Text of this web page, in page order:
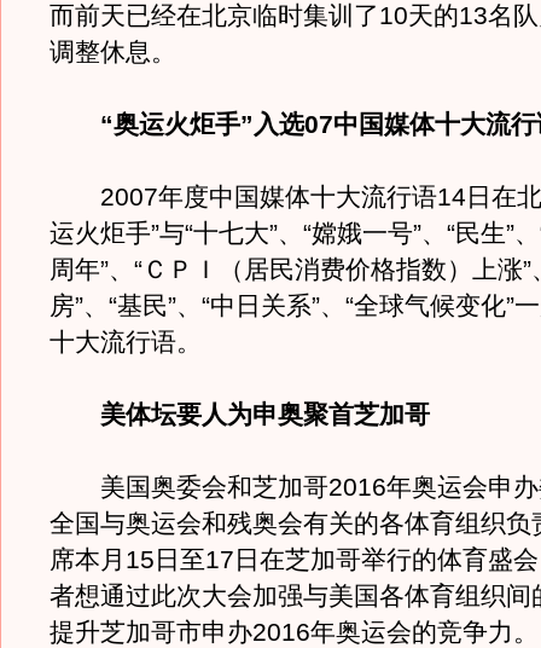
而前天已经在北京临时集训了10天的13名
调整休息。
“奥运火炬手”入选07中国媒体十大流
2007年度中国媒体十大流行语14日在北
运火炬手”与“十七大”、“嫦娥一号”、“民生”
周年”、“ＣＰＩ（居民消费价格指数）上涨”
房”、“基民”、“中日关系”、“全球气候变化”
十大流行语。
美体坛要人为申奥聚首芝加哥
美国奥委会和芝加哥2016年奥运会申办
全国与奥运会和残奥会有关的各体育组织负
席本月15日至17日在芝加哥举行的体育盛
者想通过此次大会加强与美国各体育组织间
提升芝加哥市申办2016年奥运会的竞争力。